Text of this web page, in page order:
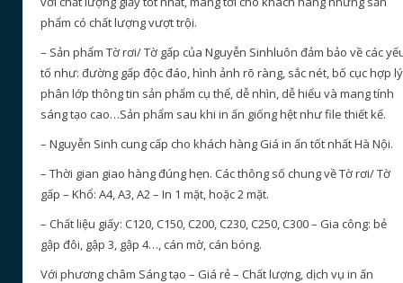
phẩm có chất lượng vượt trội.
– Sản phẩm Tờ rơi/ Tờ gấp của Nguyễn Sinhluôn đảm bảo về các
tố như: đường gấp độc đáo, hình ảnh rõ ràng, sắc nét, bố cục hợp
phân lớp thông tin sản phẩm cụ thể, dễ nhìn, dễ hiểu và mang tính
sáng tạo cao…Sản phẩm sau khi in ấn giống hệt như file thiết kế.
– Nguyễn Sinh cung cấp cho khách hàng Giá in ấn tốt nhất Hà Nội.
– Thời gian giao hàng đúng hẹn. Các thông số chung về Tờ rơi/ Tờ
gấp – Khổ: A4, A3, A2 – In 1 mặt, hoặc 2 mặt.
– Chất liệu giấy: C120, C150, C200, C230, C250, C300 – Gia công: bẻ
gập đôi, gập 3, gập 4…, cán mờ, cán bóng.
Với phương châm Sáng tạo – Giá rẻ – Chất lượng, dịch vụ in ấn